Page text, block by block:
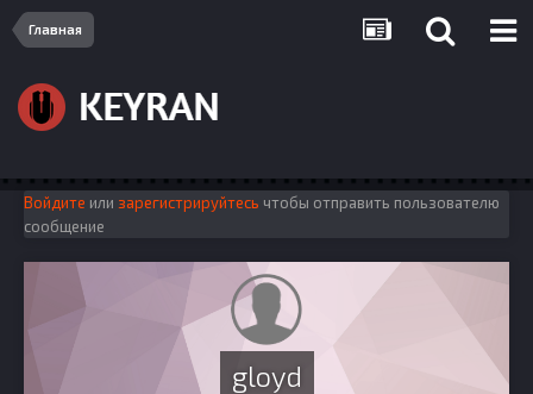
Главная
Войдите или зарегистрируйтесь чтобы отправить пользователю
сообщение
gloyd